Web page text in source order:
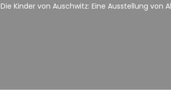
Die Kinder von Auschwitz: Eine Ausstellung von